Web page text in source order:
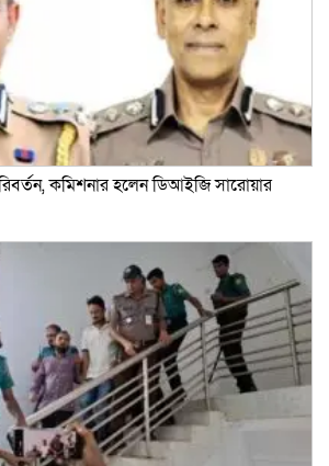
কমিশনার হলেন ডিআইজি সারোয়ার